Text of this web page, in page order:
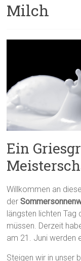
Milch
Ein
Willkommen an
der
längsten lichten Tag
müssen. Derzeit
am 21. Juni werden
Steigen wir in unser